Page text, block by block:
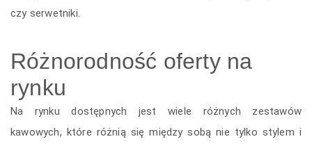
czy serwetniki.
Różnorodność oferty na
rynku
Na rynku dostępnych jest wiele różnych zestawów
kawowych, które różnią się między sobą nie tylko stylem i